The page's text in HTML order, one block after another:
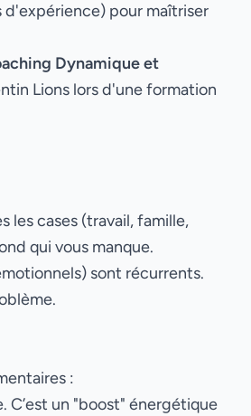
d'expérience) pour maîtriser
Dynamique et
Lions lors d'une formation
les cases (travail, famille,
qui vous manque.
sont récurrents.
:
C’est un "boost" énergétique